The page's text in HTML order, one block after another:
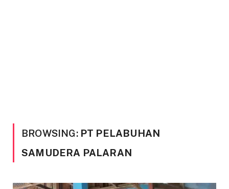
BROWSING: PT PELABUHAN
SAMUDERA PALARAN